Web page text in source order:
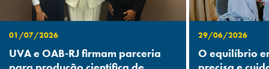
01/07/2026
UVA e OAB-RJ firmam parceria
29/06/2026
O equilíbrio